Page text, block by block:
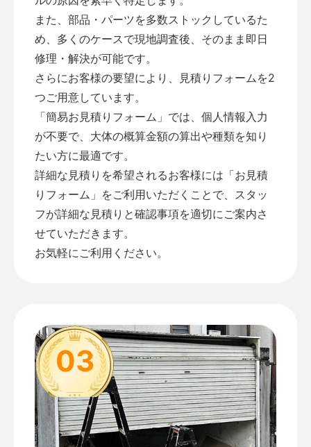
また、部品・パーツを多数ストックしているた
め、多くのケースで現地調査後、そのまま即日
修理・解決が可能です。
さらにお客様の要望により、見積りフォームを2
つご用意しています。
「簡易お見積りフォーム 」では、個人情報入力
が不要で、大体の概算金額の算出や種類を知り
たい方に最適です。
詳細な見積りを希望されるお客様には「お見積
りフォーム 」をご利用いただくことで、スタッ
フが詳細な見積りと確認事項を適切にご案内さ
せていただきます。
お気軽にご利用ください。
03